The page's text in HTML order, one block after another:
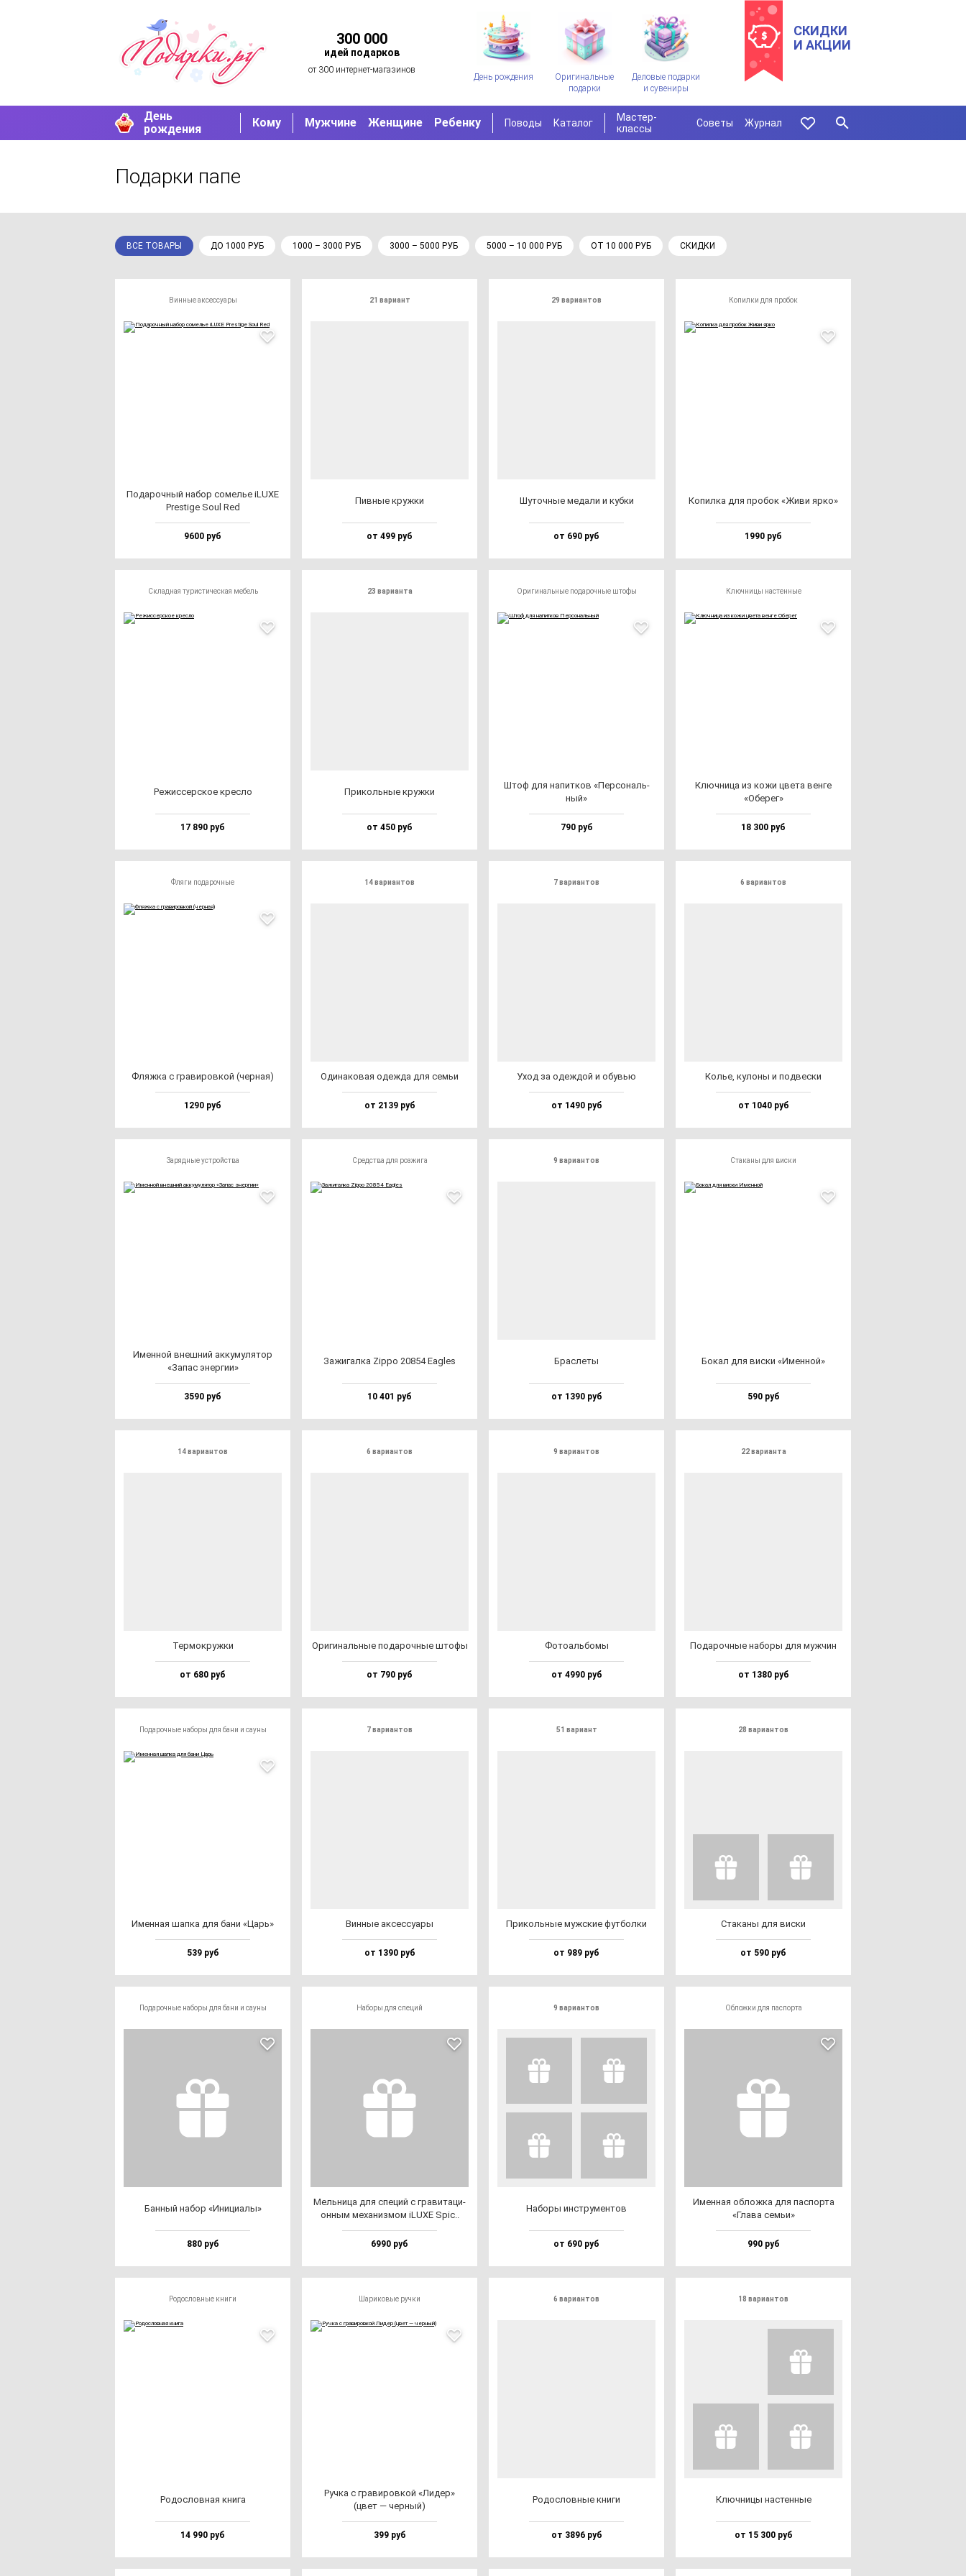
300 000
идей подарков
от 300 интернет-магазинов
День рождения
Оригинальные
подарки
Деловые подарки
и сувениры
СКИДКИ
И АКЦИИ
День
рождения
Кому Мужчине Женщине Ребенку Поводы Каталог
Мастер-
классы
Советы Журнал
Подарки папе
ВСЕ ТОВАРЫ ДО 1000 РУБ 1000 – 3000 РУБ 3000 – 5000 РУБ 5000 – 10 000 РУБ ОТ 10 000 РУБ СКИДКИ
Винные аксессуары
Пода­роч­ный на­бор со­мелье iLUXE
Pres­ti­ge Soul Red
9600 руб
21 вариант
Пив­ные круж­ки
от 499 руб
29 вариантов
Шуточ­ные ме­да­ли и куб­ки
от 690 руб
Копилки для пробок
Копил­ка для про­бок «Живи яр­ко»
1990 руб
Складная туристическая мебель
Режис­сер­ское крес­ло
17 890 руб
23 варианта
При­коль­ные круж­ки
от 450 руб
Оригинальные подарочные штофы
Штоф для на­пит­ков «Пер­со­наль­
ный»
790 руб
Ключницы настенные
Ключ­ни­ца из ко­жи цве­та вен­ге
«Обе­рег»
18 300 руб
Фляги подарочные
Фляж­ка с гра­ви­ров­кой (чер­ная)
1290 руб
14 вариантов
Оди­на­ко­вая одеж­да для семьи
от 2139 руб
7 вариантов
Уход за одеж­дой и обувью
от 1490 руб
6 вариантов
Колье, ку­ло­ны и под­вес­ки
от 1040 руб
Зарядные устройства
Имен­ной внеш­ний ак­ку­му­ля­тор
«Запас энер­гии»
3590 руб
Средства для розжига
Зажи­гал­ка Zip­po 20854 Eag­les
10 401 руб
9 вариантов
Брас­ле­ты
от 1390 руб
Стаканы для виски
Бокал для вис­ки «Имен­ной»
590 руб
14 вариантов
Тер­мок­руж­ки
от 680 руб
6 вариантов
Ори­ги­наль­ные по­да­роч­ные што­фы
от 790 руб
9 вариантов
Фото­аль­бо­мы
от 4990 руб
22 варианта
Пода­роч­ные на­бо­ры для муж­чин
от 1380 руб
Подарочные наборы для бани и сауны
Имен­ная шап­ка для ба­ни «Царь»
539 руб
7 вариантов
Вин­ные ак­сес­су­ары
от 1390 руб
51 вариант
При­коль­ные муж­ские фут­бол­ки
от 989 руб
28 вариантов
Ста­ка­ны для вис­ки
от 590 руб
Подарочные наборы для бани и сауны
Бан­ный на­бор «Ини­ци­алы»
880 руб
Наборы для специй
Мель­ни­ца для спе­ций с гра­ви­та­ци­
он­ным ме­ха­низ­мом iLUXE Spic..
6990 руб
9 вариантов
Набо­ры инс­тру­мен­тов
от 690 руб
Обложки для паспорта
Имен­ная об­лож­ка для пас­пор­та
«Гла­ва cемьи»
990 руб
Родословные книги
Родос­лов­ная кни­га
14 990 руб
Шариковые ручки
Руч­ка с гра­ви­ров­кой «Лидер»
(цвет — чер­ный)
399 руб
6 вариантов
Родос­лов­ные кни­ги
от 3896 руб
18 вариантов
Ключ­ни­цы нас­тен­ные
от 15 300 руб